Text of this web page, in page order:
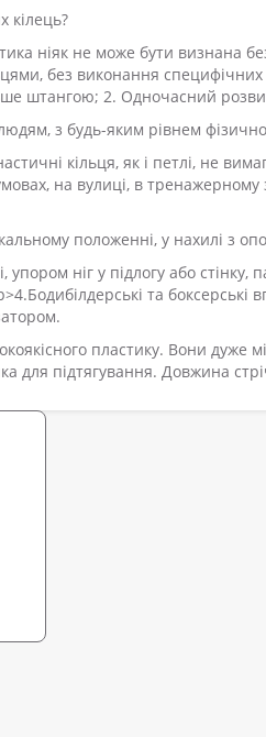
кілець?
ніяк не може бути визнана
без виконання
штангою; 2. Одночасний
з будь-яким рівнем
кільця, як і петлі, не
на вулиці, в
положенні, у нахилі з
упором ніг у підлогу або
та боксерські
пластику. Вони
для підтягування. Довжина